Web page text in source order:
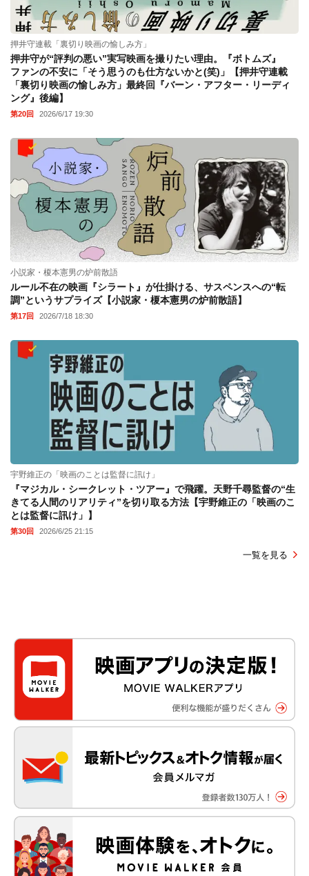
押井守連載「裏切り映画の愉しみ方」
押井守が“評判の悪い”実写映画を撮りたい理由。『ボトムズ』
ファンの不安に「そう思うのも仕方ないかと(笑)」【押井守連載
「裏切り映画の愉しみ方」最終回『バーン・アフター・リーディ
ング』後編】
第20回 2026/6/17 19:30
小説家・榎本憲男の炉前散語
ルール不在の映画『シラート』が仕掛ける、サスペンスへの“転
調”というサプライズ【小説家・榎本憲男の炉前散語】
第17回 2026/7/18 18:30
宇野維正の「映画のことは監督に訊け」
『マジカル・シークレット・ツアー』で飛躍。天野千尋監督の“生
きてる人間のリアリティ”を切り取る方法【宇野維正の「映画のこ
とは監督に訊け」】
第30回 2026/6/25 21:15
一覧を見る